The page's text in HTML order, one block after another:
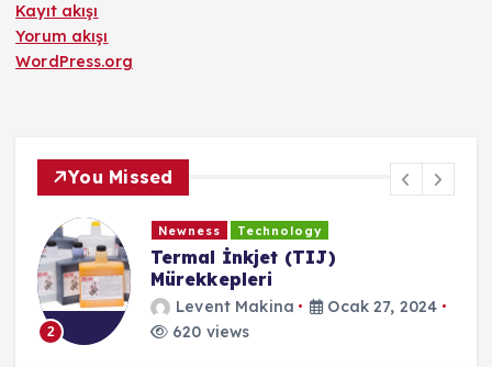
Kayıt akışı
Yorum akışı
WordPress.org
You Missed
2
Newness Technology
Termal İnkjet (TIJ)
Mürekkepleri
Levent Makina
Ocak 27, 2024
620 views